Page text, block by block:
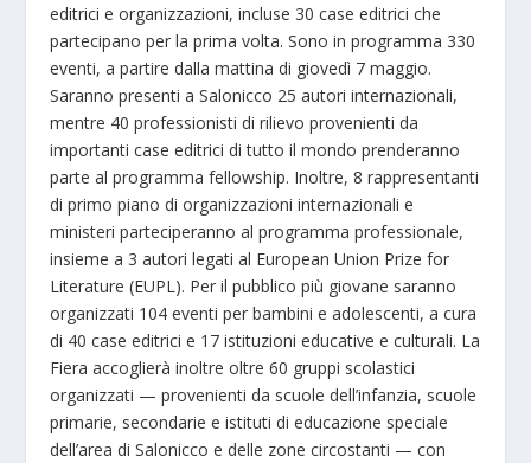
editrici e organizzazioni, incluse 30 case editrici che
partecipano per la prima volta. Sono in programma 330
eventi, a partire dalla mattina di giovedì 7 maggio.
Saranno presenti a Salonicco 25 autori internazionali,
mentre 40 professionisti di rilievo provenienti da
importanti case editrici di tutto il mondo prenderanno
parte al programma fellowship. Inoltre, 8 rappresentanti
di primo piano di organizzazioni internazionali e
ministeri parteciperanno al programma professionale,
insieme a 3 autori legati al European Union Prize for
Literature (EUPL). Per il pubblico più giovane saranno
organizzati 104 eventi per bambini e adolescenti, a cura
di 40 case editrici e 17 istituzioni educative e culturali. La
Fiera accoglierà inoltre oltre 60 gruppi scolastici
organizzati — provenienti da scuole dell’infanzia, scuole
primarie, secondarie e istituti di educazione speciale
dell’area di Salonicco e delle zone circostanti — con